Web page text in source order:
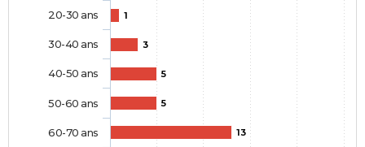
1
3
5
5
13
20-30 ans
30-40 ans
40-50 ans
50-60 ans
60-70 ans